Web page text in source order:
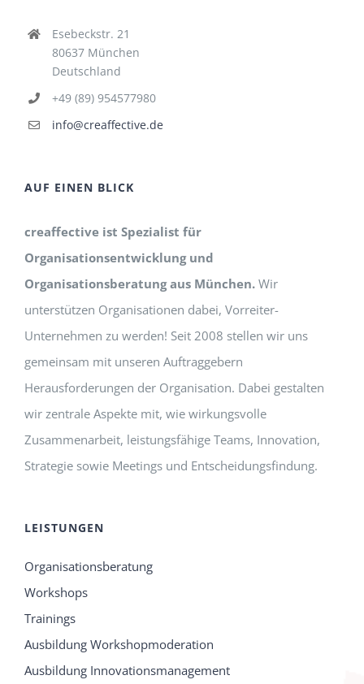
Esebeckstr. 21
80637 München
Deutschland
+49 (89) 954577980
info@creaffective.de
AUF EINEN BLICK
creaffective ist Spezialist für
Organisationsentwicklung und
Organisationsberatung aus München. Wir
unterstützen Organisationen dabei, Vorreiter-
Unternehmen zu werden! Seit 2008 stellen wir uns
gemeinsam mit unseren Auftraggebern
Herausforderungen der Organisation. Dabei gestalten
wir zentrale Aspekte mit, wie wirkungsvolle
Zusammenarbeit, leistungsfähige Teams, Innovation,
Strategie sowie Meetings und Entscheidungsfindung.
LEISTUNGEN
Organisationsberatung
Workshops
Trainings
Ausbildung Workshopmoderation
Ausbildung Innovationsmanagement